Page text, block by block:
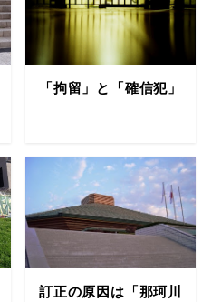
「拘留」と「確信犯」
訂正の原因は「那珂川